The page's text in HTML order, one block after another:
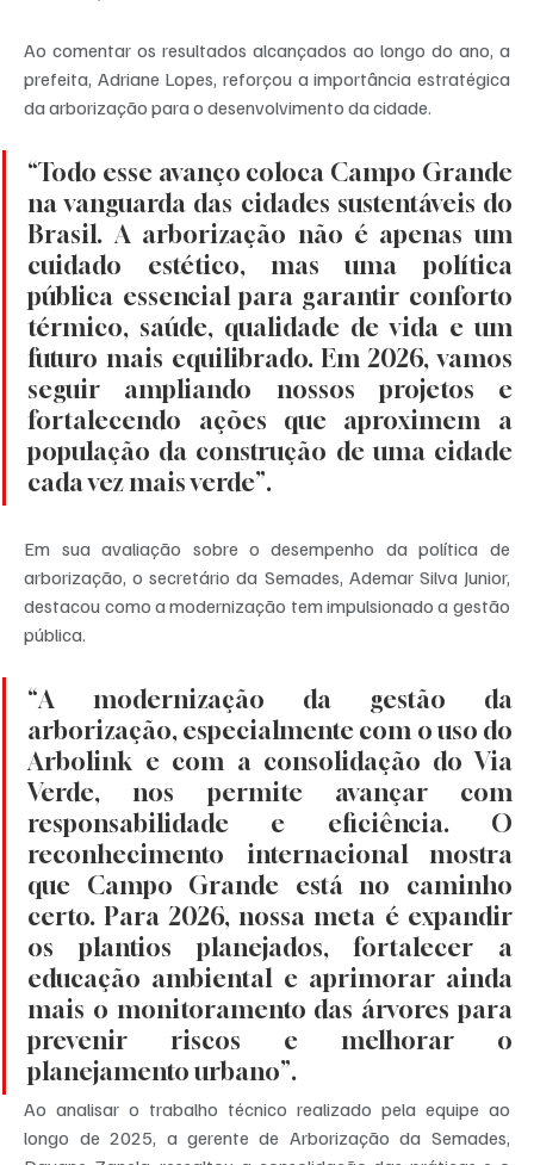
Ao comentar os resultados alcançados ao longo do ano, a
prefeita, Adriane Lopes, reforçou a importância estratégica
da arborização para o desenvolvimento da cidade.
“Todo esse avanço coloca Campo Grande
na vanguarda das cidades sustentáveis do
Brasil. A arborização não é apenas um
cuidado estético, mas uma política
pública essencial para garantir conforto
térmico, saúde, qualidade de vida e um
futuro mais equilibrado. Em 2026, vamos
seguir ampliando nossos projetos e
fortalecendo ações que aproximem a
população da construção de uma cidade
cada vez mais verde”.
Em sua avaliação sobre o desempenho da política de
arborização, o secretário da Semades, Ademar Silva Junior,
destacou como a modernização tem impulsionado a gestão
pública.
“A modernização da gestão da
arborização, especialmente com o uso do
Arbolink e com a consolidação do Via
Verde, nos permite avançar com
responsabilidade e eficiência. O
reconhecimento internacional mostra
que Campo Grande está no caminho
certo. Para 2026, nossa meta é expandir
os plantios planejados, fortalecer a
educação ambiental e aprimorar ainda
mais o monitoramento das árvores para
prevenir riscos e melhorar o
planejamento urbano”.
Ao analisar o trabalho técnico realizado pela equipe ao
longo de 2025, a gerente de Arborização da Semades,